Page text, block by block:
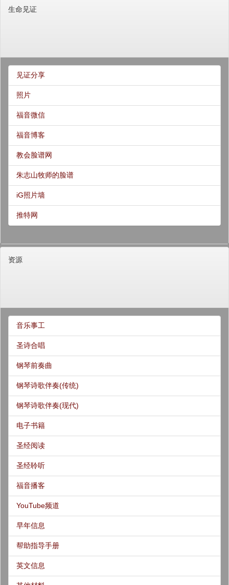
生命见证
见证分享
照片
福音微信
福音博客
教会脸谱网
朱志山牧师的脸谱
iG照片墙
推特网
资源
音乐事工
圣诗合唱
钢琴前奏曲
钢琴诗歌伴奏(传统)
钢琴诗歌伴奏(现代)
电子书籍
圣经阅读
圣经聆听
福音播客
YouTube频道
早年信息
帮助指导手册
英文信息